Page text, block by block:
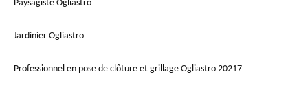
Paysagiste Ogliastro
Jardinier Ogliastro
Professionnel en pose de clôture et grillage Ogliastro 20217